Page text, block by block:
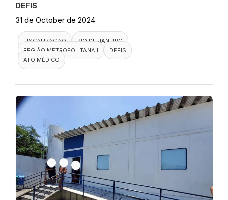
DEFIS
31 de October de 2024
FISCALIZAÇÃO
RIO DE JANEIRO
REGIÃO METROPOLITANA I
DEFIS
ATO MÉDICO